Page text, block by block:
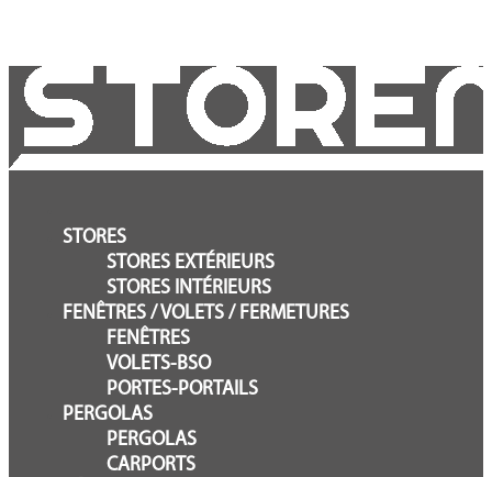
STORES
STORES EXTÉRIEURS
STORES INTÉRIEURS
FENÊTRES / VOLETS / FERMETURES
FENÊTRES
VOLETS-BSO
PORTES-PORTAILS
PERGOLAS
PERGOLAS
CARPORTS